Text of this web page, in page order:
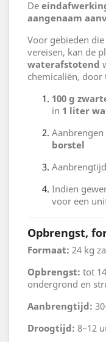
De
aangenaam
Voor gebieden
vereisen, kan de
waterafstotend
chemicaliën, door
100 g
in 1 liter
Aanbrengen
borstel
Indien
voor een
Opbrengst,
Formaat: 24 kg
Opbrengst: tot
ondergrond en
Aanbrengtijd:
Droogtijd: 8–12